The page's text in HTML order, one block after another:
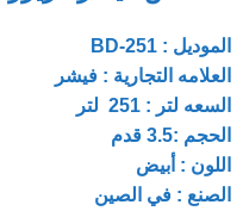
الموديل : BD-251
العلامه التجارية : فيشر
السعه لتر : 251 لتر
الحجم :3.5 قدم
اللون : أبيض
الصنع : في الصين